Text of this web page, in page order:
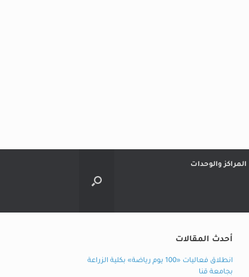
المراكز والوحدات
أحدث المقالات
انطلاق فعاليات «100 يوم رياضة» بكلية الزراعة
بجامعة قنا